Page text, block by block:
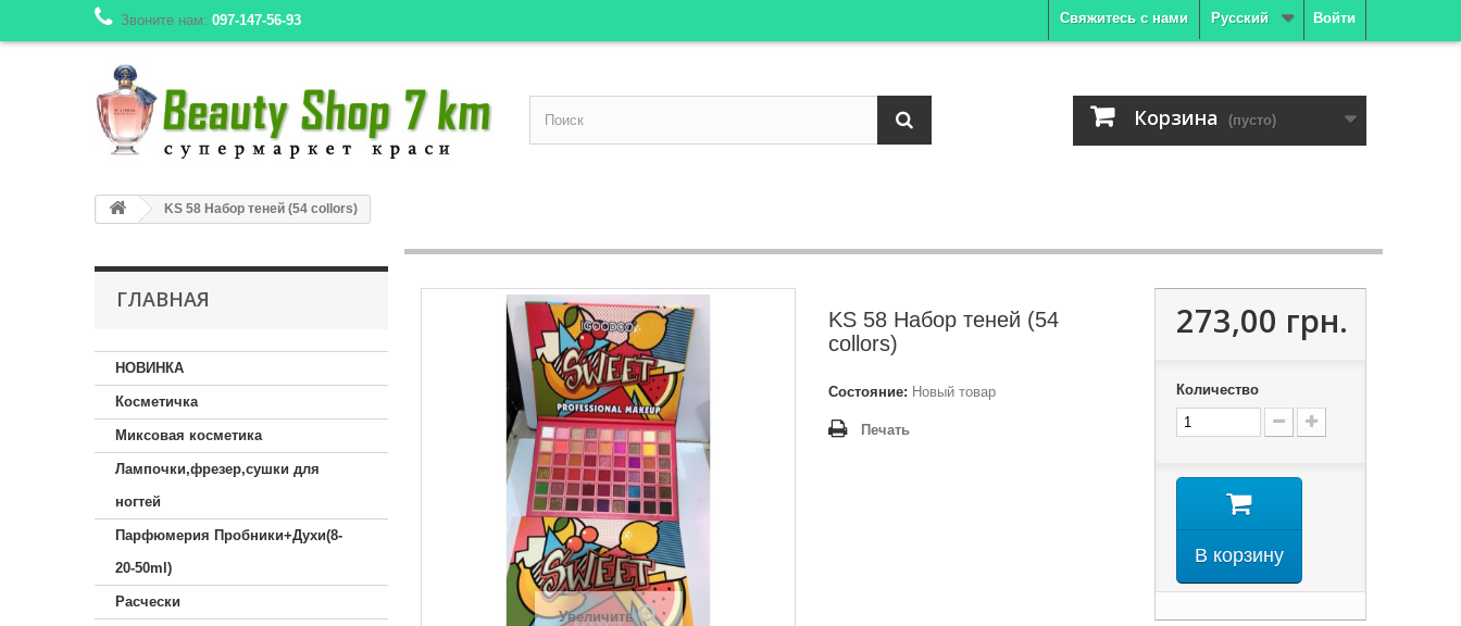
Войти
Русский
Свяжитесь с нами
Звоните нам: 097-147-56-93
Корзина (пусто)
KS 58 Набор теней (54 collors)
ГЛАВНАЯ
НОВИНКА
Косметичка
Миксовая косметика
Лампочки,фрезер,сушки для
ногтей
Парфюмерия Пробники+Духи(8-
20-50ml)
Расчески
Увеличить
KS 58 Набор теней (54
collors)
Состояние: Новый товар
Печать
273,00 грн.
Количество
В корзину